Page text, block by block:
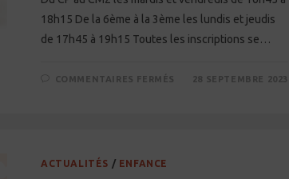
18h15 De la 6ème à la 3ème les lundis et jeudis
de 17h45 à 19h15 Toutes les inscriptions se…
COMMENTAIRES FERMÉS
SUR28 SEPTEMBRE 2023
ACTUALITÉS / ENFANCE